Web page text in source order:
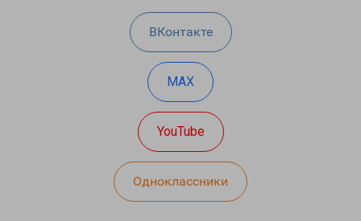
ВКонтакте
MAX
YouTube
Одноклассники